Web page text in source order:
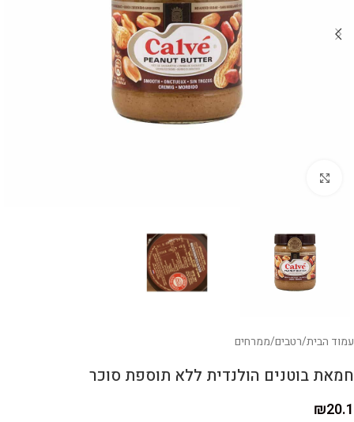
עמוד הבית/רטבים/ממרחים
חמאת בוטנים הולנדית ללא תוספת סוכר
₪20.1